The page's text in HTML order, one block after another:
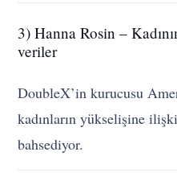
3) Hanna Rosin –
veriler
DoubleX’in kurucusu
kadınların yükselişine
bahsediyor.